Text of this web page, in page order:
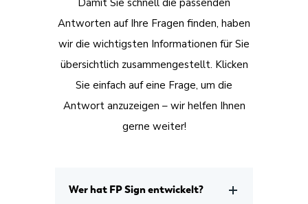
Damit Sie schnell die passenden
Antworten auf Ihre Fragen finden, haben
wir die wichtigsten Informationen für Sie
übersichtlich zusammengestellt. Klicken
Sie einfach auf eine Frage, um die
Antwort anzuzeigen – wir helfen Ihnen
gerne weiter!
Wer hat FP Sign entwickelt?